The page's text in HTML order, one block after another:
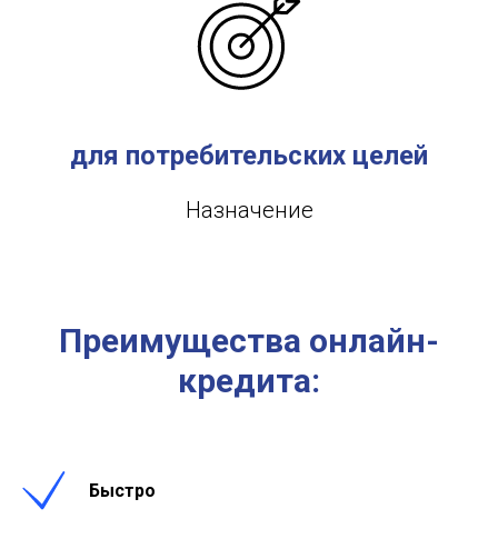
для потребительских целей
Назначение
Преимущества онлайн-
кредита:
Быстро